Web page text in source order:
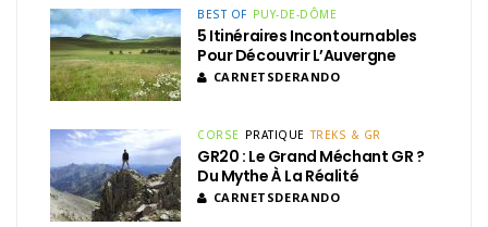
BEST OF PUY-DE-DÔME
5 Itinéraires Incontournables
Pour Découvrir L’Auvergne
CARNETSDERANDO
CORSE PRATIQUE TREKS & GR
GR20 : Le Grand Méchant GR ?
Du Mythe À La Réalité
CARNETSDERANDO